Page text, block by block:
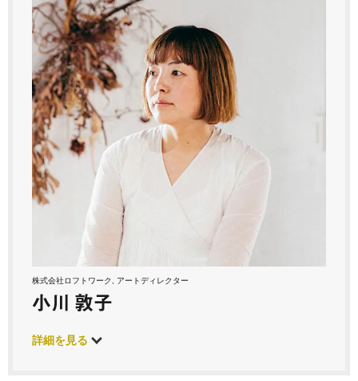
株式会社ロフトワーク, アートディレクター
小川 敦子
詳細を見る